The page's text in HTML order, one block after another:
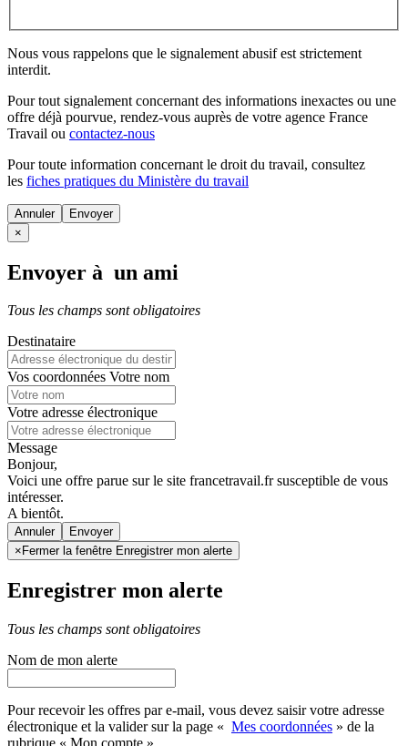
Nous vous rappelons que le signalement abusif est strictement
interdit.
Pour tout signalement concernant des informations inexactes ou une
offre déjà pourvue, rendez-vous auprès de votre agence France
Travail ou contactez-nous
Pour toute information concernant le droit du travail, consultez
les fiches pratiques du Ministère du travail
Annuler
×
Envoyer à un ami
Tous les champs sont obligatoires
Destinataire
Vos coordonnées Votre nom
Votre adresse électronique
Message
Bonjour,
Voici une offre parue sur le site francetravail.fr susceptible de vous
intéresser.
A bientôt.
Annuler
× Fermer la fenêtre Enregistrer mon alerte
Enregistrer mon alerte
Tous les champs sont obligatoires
Nom de mon alerte
Pour recevoir les offres par e-mail, vous devez saisir votre adresse
électronique et la valider sur la page « Mes coordonnées » de la